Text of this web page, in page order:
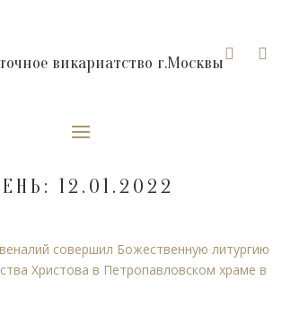
 
викариатство г.Москвы
12.01.2022